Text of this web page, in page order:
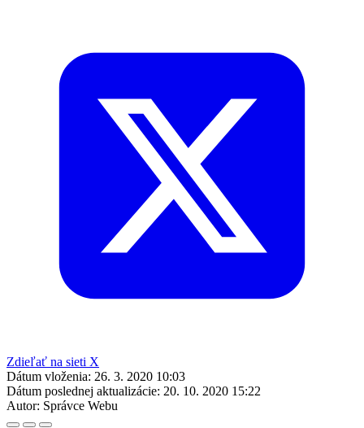
Zdieľať na sieti X
Dátum vloženia: 26. 3. 2020 10:03
Dátum poslednej aktualizácie: 20. 10. 2020 15:22
Autor: Správce Webu